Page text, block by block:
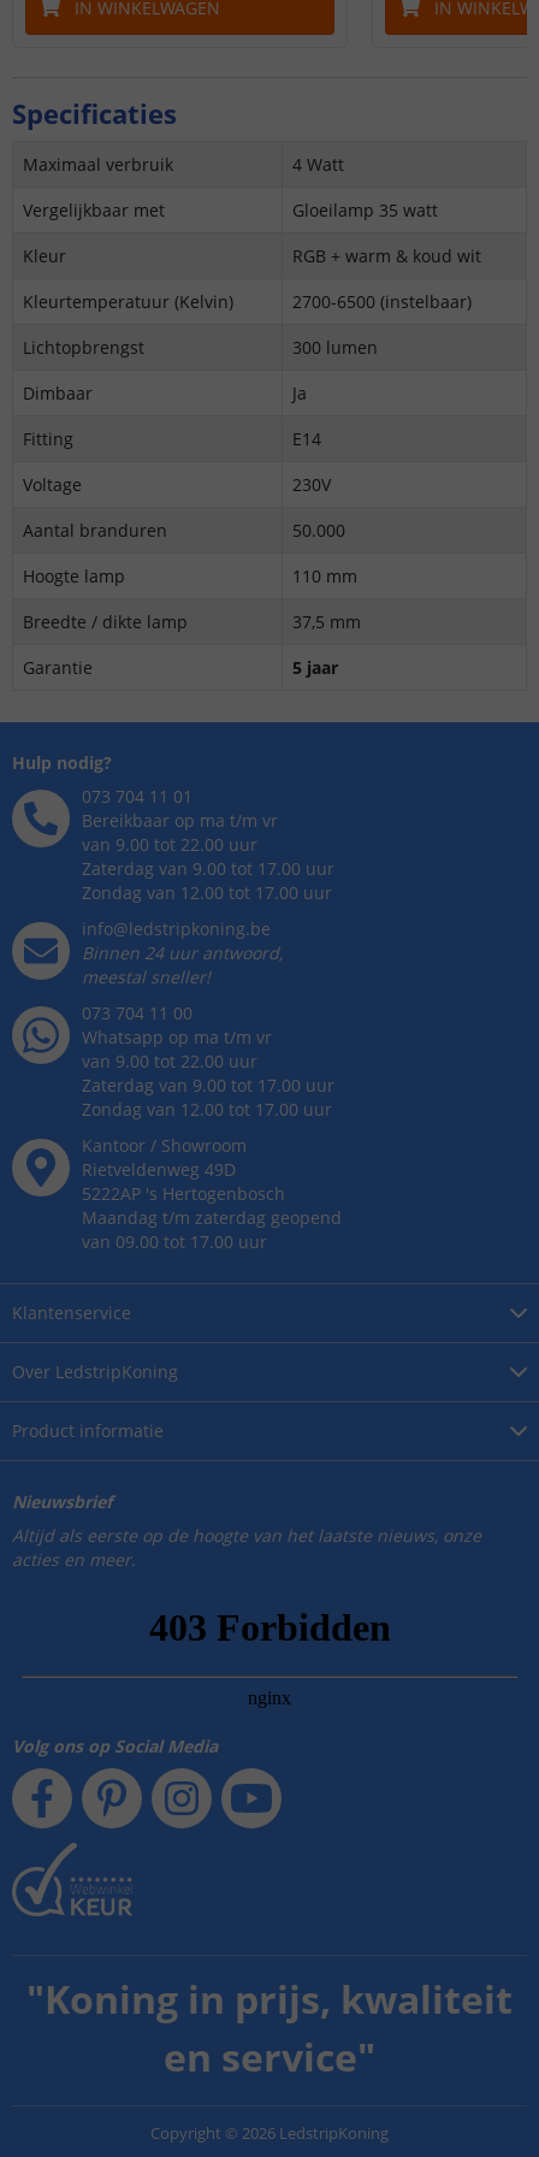
IN WINKELWAGEN IN
Specificaties
Maximaal verbruik
4 Watt
Vergelijkbaar met
Gloeilamp 35 watt
Kleur
RGB + warm & koud wit
Kleurtemperatuur (Kelvin)
2700-6500 (instelbaar)
Lichtopbrengst
300 lumen
Dimbaar
Ja
Fitting
E14
Voltage
230V
Aantal branduren
50.000
Hoogte lamp
110 mm
Breedte / dikte lamp
37,5 mm
Garantie
5 jaar
Over LedstripKoning
Product informatie
Klantenservice
Hulp nodig?
073 704 11 01
Bereikbaar op ma t/m vr
van 9.00 tot 22.00 uur
Zaterdag van 9.00 tot 17.00 uur
Zondag van 12.00 tot 17.00 uur
info@ledstripkoning.be
Binnen 24 uur antwoord,
meestal sneller!
073 704 11 00
Whatsapp op ma t/m vr
van 9.00 tot 22.00 uur
Zaterdag van 9.00 tot 17.00 uur
Zondag van 12.00 tot 17.00 uur
Kantoor / Showroom
Rietveldenweg 49D
5222AP 's Hertogenbosch
Maandag t/m zaterdag geopend
van 09.00 tot 17.00 uur
Nieuwsbrief
Altijd als eerste op de hoogte van het laatste nieuws, onze
acties en meer.
Volg ons op Social Media
"Koning in prijs, kwaliteit
en service"
Copyright © 2026 LedstripKoning